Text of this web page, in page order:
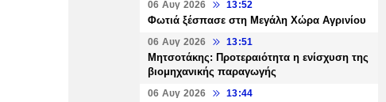
06 Αυγ 2026 13:52
Φωτιά ξέσπασε στη Μεγάλη Χώρα Αγρινίου
06 Αυγ 2026 13:51
Μητσοτάκης: Προτεραιότητα η ενίσχυση της
βιομηχανικής παραγωγής
06 Αυγ 2026 13:44